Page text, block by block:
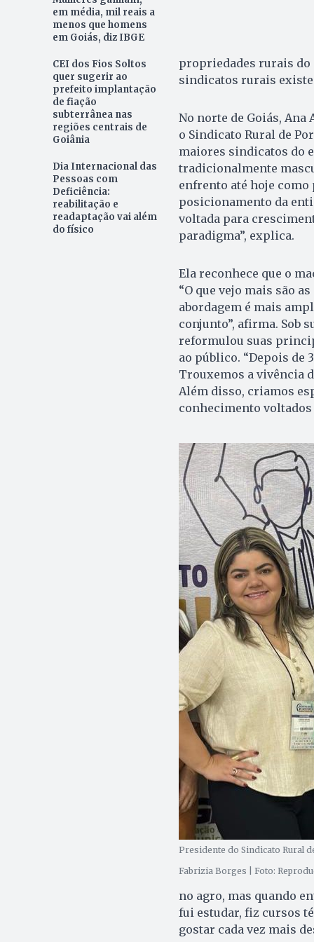
em média, mil reais a
menos que homens
em Goiás, diz IBGE
CEI dos Fios Soltos
quer sugerir ao
prefeito implantação
de fiação
subterrânea nas
regiões centrais de
Goiânia
Dia Internacional das
Pessoas com
Deficiência:
reabilitação e
readaptação vai além
do físico
propriedades rurais do
sindicatos rurais
No norte de Goiás,
o Sindicato Rural de
maiores sindicatos do
tradicionalmente
enfrento até hoje como
posicionamento da
voltada para
paradigma”, explica.
Ela reconhece que o
“O que vejo mais são
abordagem é mais
conjunto”, afirma. Sob
reformulou suas
ao público. “Depois de
Trouxemos a vivência
Além disso, criamos
conhecimento voltados
Presidente do Sindicato Rural
Fabrizia Borges | Foto:
no agro, mas quando
fui estudar, fiz cursos
gostar cada vez mais